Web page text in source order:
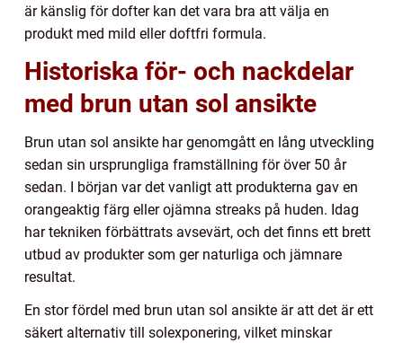
är känslig för dofter kan det vara bra att välja en
produkt med mild eller doftfri formula.
Historiska för- och nackdelar
med brun utan sol ansikte
Brun utan sol ansikte har genomgått en lång utveckling
sedan sin ursprungliga framställning för över 50 år
sedan. I början var det vanligt att produkterna gav en
orangeaktig färg eller ojämna streaks på huden. Idag
har tekniken förbättrats avsevärt, och det finns ett brett
utbud av produkter som ger naturliga och jämnare
resultat.
En stor fördel med brun utan sol ansikte är att det är ett
säkert alternativ till solexponering, vilket minskar